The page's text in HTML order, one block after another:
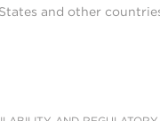
and other